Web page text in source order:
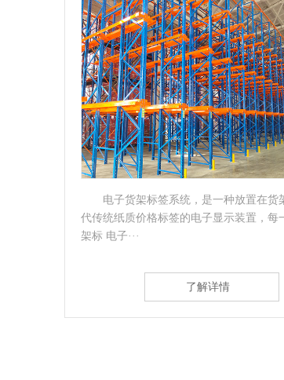
贯通式货架：是一种不以通道分割，
体性货架；贯通式货架采用托盘存取模式
放品种单一，···
了解详情